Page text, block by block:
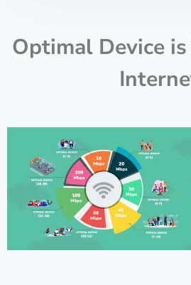
Optimal Device